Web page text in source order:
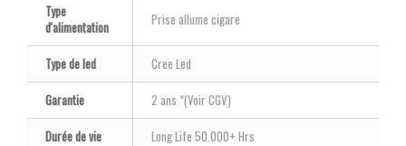
Type
d'alimentation
Prise allume cigare
Type de led
Cree Led
Garantie
2 ans *(Voir CGV)
Durée de vie
Long Life 50.000+ Hrs